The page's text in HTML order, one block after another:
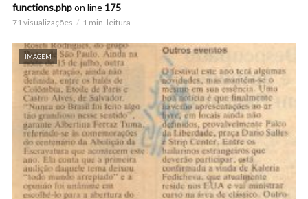
functions.phpon line 175
71 visualizações 1 min. leitura
IMAGEM